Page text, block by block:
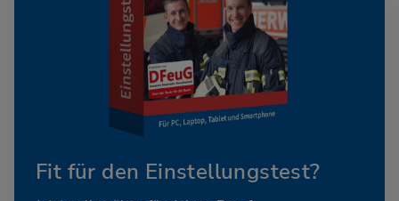
Fit für den Einstellungstest?